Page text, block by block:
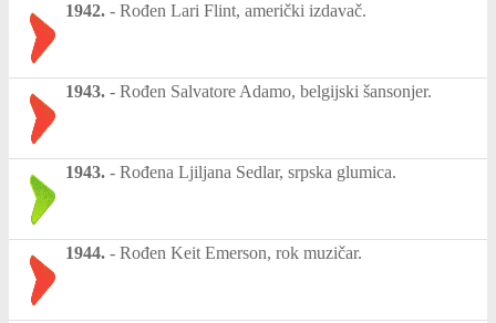
1942. - Rođen Lari Flint, američki izdavač.
1943. - Rođen Salvatore Adamo, belgijski šansonjer.
1943. - Rođena Ljiljana Sedlar, srpska glumica.
1944. - Rođen Keit Emerson, rok muzičar.